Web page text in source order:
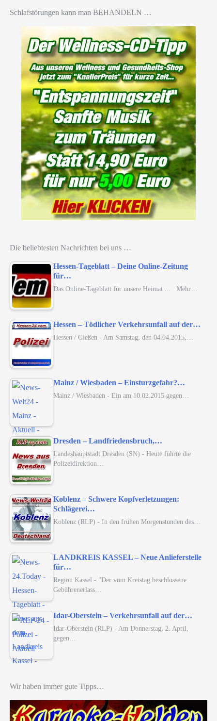
Schlafstörungen kann man BEHANDELN …
Die beliebtesten Nachrichten bei uns …
Hessen-Tageblatt – Deine Online-Zeitung
für…
Das Online-Tageblatt für unsere Heimat ... Mehr…
Hessen – Tödlicher Verkehrsunfall auf der…
Hessen / Gießen - Am Samstag, den 04.04.2015,…
Mainz / Wiesbaden – Einsturzgefahr?…
Mainz / Wiesbaden - Ein am 10.02.2015 gegen…
Dresden – Landfriedensbruch,…
Landeshauptstadt Dresden (SN) - Heute führte die
Polizeidirektion…
Koblenz – Schwere Kopfverletzungen:
Schlägerei…
Koblenz (RLP) - In den frühen Morgenstunden des…
LANDKREIS KASSEL – Neue Anlieferstelle
für…
Region Kassel - "Der vom Kreistag beschlossene
Gebührenerlass…
Idar-Oberstein – Verkehrsunfall auf der…
Idar-Oberstein (RLP) - Am Donnerstag, 2. April,
gegen…
Wir haben immer gute Tipps…